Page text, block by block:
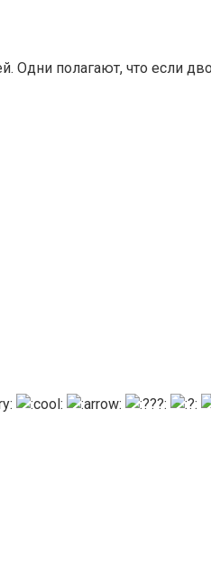
Одни полагают, что если